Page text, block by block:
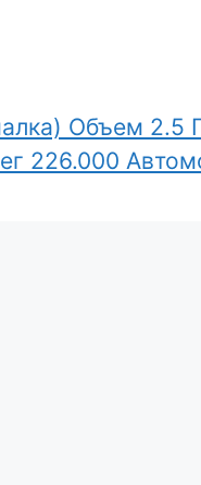
Объем 2.5
226.000